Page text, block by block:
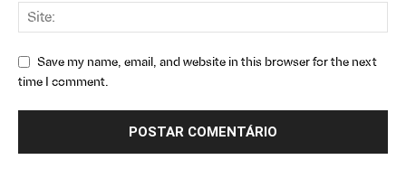
Save my name, email, and website in this browser for the next
time I comment.